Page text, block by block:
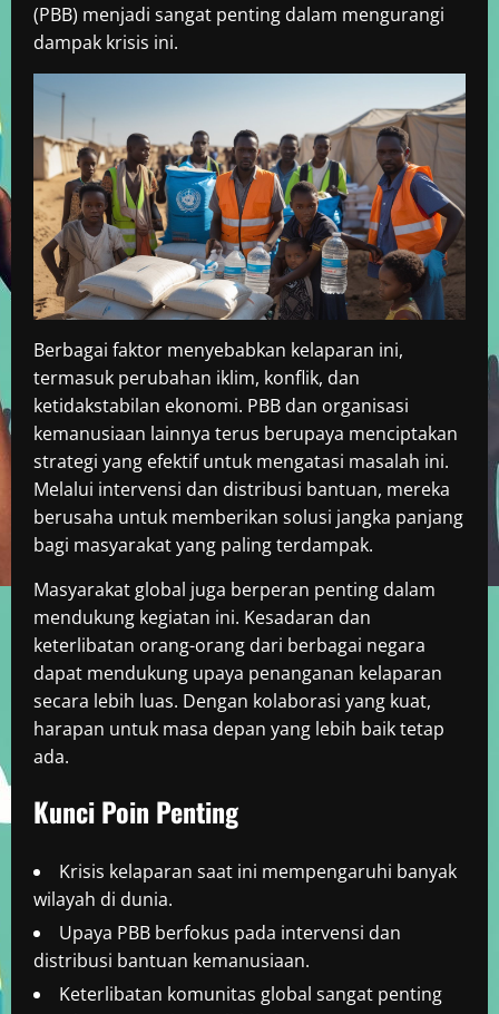
(PBB) menjadi sangat penting dalam mengurangi
dampak krisis ini.
Berbagai faktor menyebabkan kelaparan ini,
termasuk perubahan iklim, konflik, dan
ketidakstabilan ekonomi. PBB dan organisasi
kemanusiaan lainnya terus berupaya menciptakan
strategi yang efektif untuk mengatasi masalah ini.
Melalui intervensi dan distribusi bantuan, mereka
berusaha untuk memberikan solusi jangka panjang
bagi masyarakat yang paling terdampak.
Masyarakat global juga berperan penting dalam
mendukung kegiatan ini. Kesadaran dan
keterlibatan orang-orang dari berbagai negara
dapat mendukung upaya penanganan kelaparan
secara lebih luas. Dengan kolaborasi yang kuat,
harapan untuk masa depan yang lebih baik tetap
ada.
Kunci Poin Penting
Krisis kelaparan saat ini mempengaruhi banyak
wilayah di dunia.
Upaya PBB berfokus pada intervensi dan
distribusi bantuan kemanusiaan.
Keterlibatan komunitas global sangat penting